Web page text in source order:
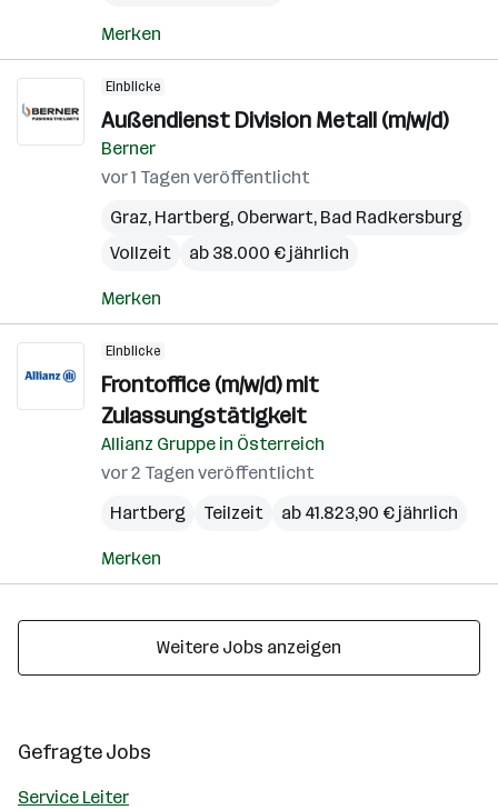
Merken
Einblicke
Außendienst Division Metall (m/w/d)
Berner
vor 1 Tagen veröffentlicht
Graz, Hartberg, Oberwart, Bad Radkersburg
Vollzeit
ab 38.000 € jährlich
Merken
Einblicke
Frontoffice (m/w/d) mit
Zulassungstätigkeit
Allianz Gruppe in Österreich
vor 2 Tagen veröffentlicht
Hartberg
Teilzeit ab 41.823,90 € jährlich
Merken
Weitere Jobs anzeigen
Gefragte Jobs
Service Leiter